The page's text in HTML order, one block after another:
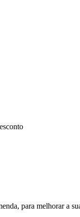
para melhorar a